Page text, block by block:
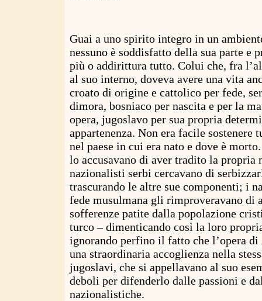
Guai a uno spirito integro in un
nessuno è soddisfatto della sua parte e
più o addirittura tutto. Colui che, fra
al suo interno, doveva avere una vita
croato di origine e cattolico per fede,
dimora, bosniaco per nascita e per la
opera, jugoslavo per sua propria
appartenenza. Non era facile sostenere
nel paese in cui era nato e dove è
lo accusavano di aver tradito la propria
nazionalisti serbi cercavano di
trascurando le altre sue componenti; i
fede musulmana gli rimproveravano di
sofferenze patite dalla popolazione
turco – dimenticando così la loro
ignorando perfino il fatto che l’opera
una straordinaria accoglienza nella
jugoslavi, che si appellavano al suo
deboli per difenderlo dalle passioni e
nazionalistiche.